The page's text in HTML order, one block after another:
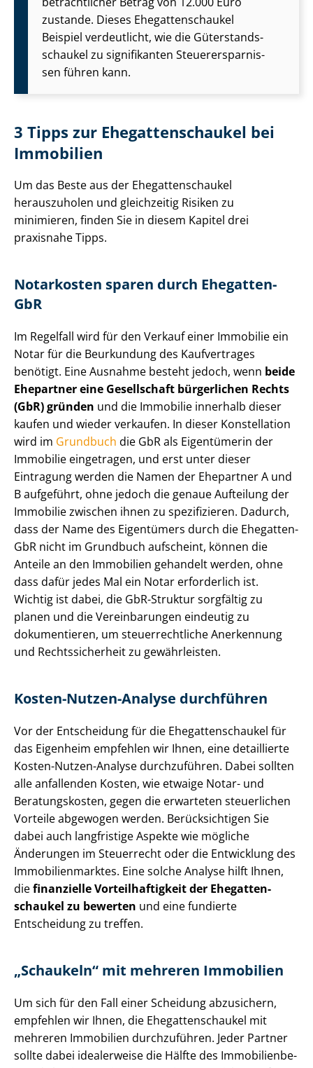
zustande. Dieses Ehe­gat­ten­schau­kel
Beispiel verdeutlicht, wie die Gü­ter­stands­
schau­kel zu signifikanten Steu­er­erspar­nis­
sen führen kann.
3 Tipps zur Ehe­gat­ten­schau­kel bei
Immobilien
Um das Beste aus der Ehe­gat­ten­schau­kel
herauszuholen und gleichzeitig Risiken zu
minimieren, finden Sie in diesem Kapitel drei
praxisnahe Tipps.
Notarkosten sparen durch Ehegatten-
GbR
Im Regelfall wird für den Verkauf einer Immobilie ein
Notar für die Beurkundung des Kaufvertrages
benötigt. Eine Ausnahme besteht jedoch, wenn beide
Ehepartner eine Gesellschaft bürgerlichen Rechts
(GbR) gründen und die Immobilie innerhalb dieser
kaufen und wieder verkaufen. In dieser Konstellation
wird im Grundbuch die GbR als Eigentümerin der
Immobilie eingetragen, und erst unter dieser
Eintragung werden die Namen der Ehepartner A und
B aufgeführt, ohne jedoch die genaue Aufteilung der
Immobilie zwischen ihnen zu spezifizieren. Dadurch,
dass der Name des Eigentümers durch die Ehegatten-
GbR nicht im Grundbuch aufscheint, können die
Anteile an den Immobilien gehandelt werden, ohne
dass dafür jedes Mal ein Notar erforderlich ist.
Wichtig ist dabei, die GbR-Struktur sorgfältig zu
planen und die Vereinbarungen eindeutig zu
dokumentieren, um steu­er­recht­li­che Anerkennung
und Rechts­si­cher­heit zu gewährleisten.
Kosten-Nutzen-Analyse durchführen
Vor der Entscheidung für die Ehe­gat­ten­schau­kel für
das Eigenheim empfehlen wir Ihnen, eine detaillierte
Kosten-Nutzen-Analyse durchzuführen. Dabei sollten
alle anfallenden Kosten, wie etwaige Notar- und
Beratungskosten, gegen die erwarteten steuerlichen
Vorteile abgewogen werden. Berücksichtigen Sie
dabei auch langfristige Aspekte wie mögliche
Änderungen im Steuerrecht oder die Entwicklung des
Im­mo­bi­li­en­mark­tes. Eine solche Analyse hilft Ihnen,
diefinanzielle Vor­teil­haf­tig­keit der Ehe­gat­ten­
schau­kel zu bewerten und eine fundierte
Entscheidung zu treffen.
„Schaukeln“ mit mehreren Immobilien
Um sich für den Fall einer Scheidung abzusichern,
empfehlen wir Ihnen, die Ehe­gat­ten­schau­kel mit
mehreren Immobilien durchzuführen. Jeder Partner
sollte dabei idealerweise die Hälfte des Im­mo­bi­li­en­be­